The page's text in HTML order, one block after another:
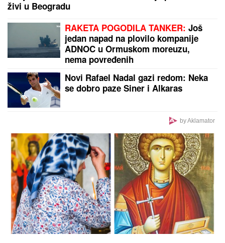
TENZIJE NA PACIFIKU DOSTIŽU VRHUNAC!
Tajvan
povukao DRAMATIČAN POTEZ: Snage HITNO izašle
na Granično ostrvo – sprema se NEPOSREDNI
SUKOB?!